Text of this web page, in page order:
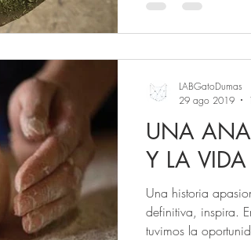
UNA
Y LA VIDA
Una historia
definitiva, inspira.
tuvimos la
LABGatoDumas
29 ago 2019